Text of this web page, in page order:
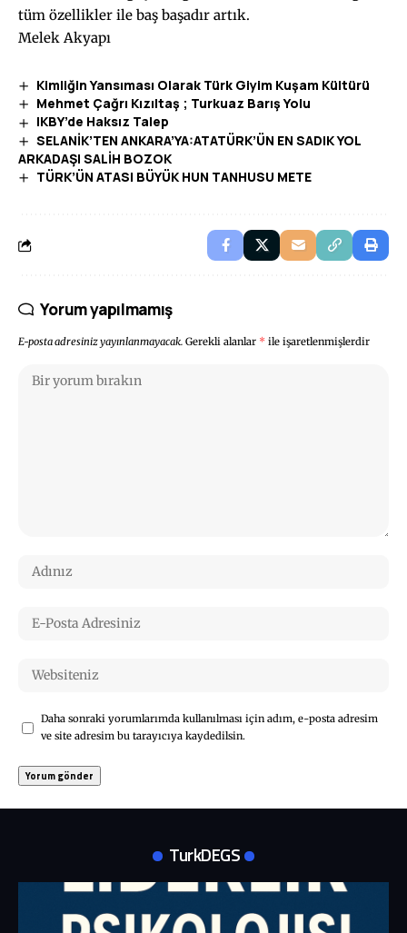
tüm özellikler ile baş başadır artık.
Melek Akyapı
Kimliğin Yansıması Olarak Türk Giyim Kuşam Kültürü
Mehmet Çağrı Kızıltaş ; Turkuaz Barış Yolu
IKBY’de Haksız Talep
SELANİK’TEN ANKARA’YA:ATATÜRK’ÜN EN SADIK YOL
ARKADAŞI SALİH BOZOK
TÜRK’ÜN ATASI BÜYÜK HUN TANHUSU METE
Yorum yapılmamış
E-posta adresiniz yayınlanmayacak. Gerekli alanlar * ile işaretlenmişlerdir
Daha sonraki yorumlarımda kullanılması için adım, e-posta adresim
ve site adresim bu tarayıcıya kaydedilsin.
TurkDEGS